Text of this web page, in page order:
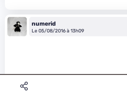
numerid
Le 05/08/2016 à 13h09